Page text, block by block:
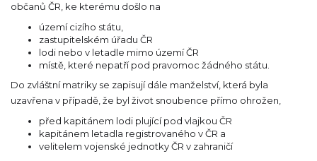
občanů ČR, ke kterému došlo na
území cizího státu,
zastupitelském úřadu ČR
lodi nebo v letadle mimo území ČR
místě, které nepatří pod pravomoc žádného státu.
Do zvláštní matriky se zapisují dále manželství, která byla
uzavřena v případě, že byl život snoubence přímo ohrožen,
před kapitánem lodi plující pod vlajkou ČR
kapitánem letadla registrovaného v ČR a
velitelem vojenské jednotky ČR v zahraničí